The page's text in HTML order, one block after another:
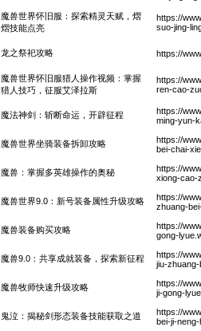
魔兽世界怀旧服：探索精灵天赋，熠
熠技能点亮
https://
suo-jing-
龙之祭祀攻略 https://
魔兽世界怀旧服猎人操作视频：掌握
猎人技巧，征服艾泽拉斯
https://
ren-cao-
魔法神剑：斩断命运，开辟征程
https://
ming-yun-
魔兽世界坐骑装备拆卸攻略
https://
bei-chai-
魔兽：掌握多英雄操作的奥秘
https://
xiong-cao-
魔兽世界9.0：新号装备属性升级攻略
https://
zhuang-
魔兽装备购买攻略
https://
gong-
魔兽9.0：共享成就装备，探索新征程
https://
jiu-
魔兽牧师快速升级攻略
https://
ji-gong-
鬼泣：揭秘剑形态装备技能获取之道
https://
bei-ji-